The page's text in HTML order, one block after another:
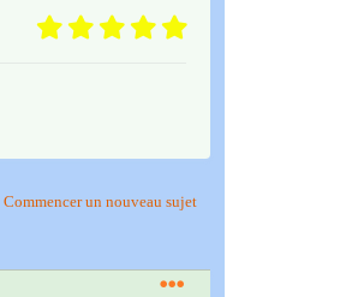
Commencer un nouveau sujet